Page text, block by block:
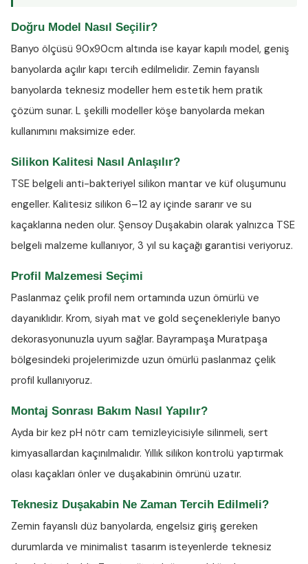
Doğru Model Nasıl Seçilir?
Banyo ölçüsü 90x90cm altında ise kayar kapılı model, geniş
banyolarda açılır kapı tercih edilmelidir. Zemin fayanslı
banyolarda teknesiz modeller hem estetik hem pratik
çözüm sunar. L şekilli modeller köşe banyolarda mekan
kullanımını maksimize eder.
Silikon Kalitesi Nasıl Anlaşılır?
TSE belgeli anti-bakteriyel silikon mantar ve küf oluşumunu
engeller. Kalitesiz silikon 6–12 ay içinde sararır ve su
kaçaklarına neden olur. Şensoy Duşakabin olarak yalnızca TSE
belgeli malzeme kullanıyor, 3 yıl su kaçağı garantisi veriyoruz.
Profil Malzemesi Seçimi
Paslanmaz çelik profil nem ortamında uzun ömürlü ve
dayanıklıdır. Krom, siyah mat ve gold seçenekleriyle banyo
dekorasyonunuzla uyum sağlar. Bayrampaşa Muratpaşa
bölgesindeki projelerimizde uzun ömürlü paslanmaz çelik
profil kullanıyoruz.
Montaj Sonrası Bakım Nasıl Yapılır?
Ayda bir kez pH nötr cam temizleyicisiyle silinmeli, sert
kimyasallardan kaçınılmalıdır. Yıllık silikon kontrolü yaptırmak
olası kaçakları önler ve duşakabinin ömrünü uzatır.
Teknesiz Duşakabin Ne Zaman Tercih Edilmeli?
Zemin fayanslı düz banyolarda, engelsiz giriş gereken
durumlarda ve minimalist tasarım isteyenlerde teknesiz